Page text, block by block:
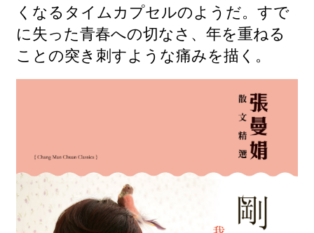
くなるタイムカプセルのようだ。すで
に失った青春への切なさ、年を重ねる
ことの突き刺すような痛みを描く。